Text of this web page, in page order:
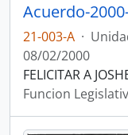
Acuerdo-
21-003-A ·
08/02/2000
FELICITAR A
Funcion